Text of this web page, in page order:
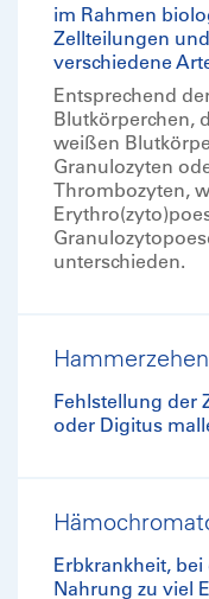
im Rahmen
Zellteilungen
verschiedene
Entsprechend
Blutkörperchen,
weißen
Granulozyten
Thrombozyten,
unterschieden.
Hammerzehen
Fehlstellung der
oder Digitus
Erbkrankheit,
Nahrung zu viel